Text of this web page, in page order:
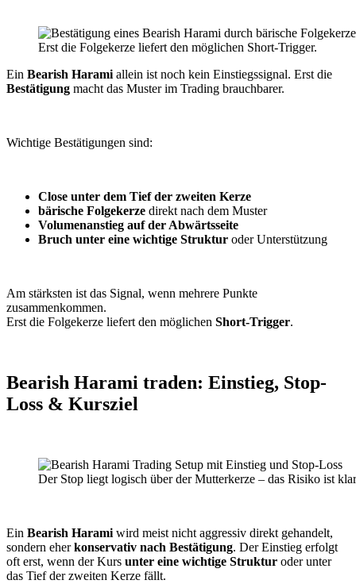
Erst die Folgekerze liefert den möglichen Short-Trigger.
Ein Bearish Harami allein ist noch kein Einstiegssignal. Erst die
Bestätigung macht das Muster im Trading brauchbarer.
Wichtige Bestätigungen sind:
Close unter dem Tief der zweiten Kerze
bärische Folgekerze direkt nach dem Muster
Volumenanstieg auf der Abwärtsseite
Bruch unter eine wichtige Struktur oder Unterstützung
Am stärksten ist das Signal, wenn mehrere Punkte
zusammenkommen.
Erst die Folgekerze liefert den möglichen Short-Trigger.
Bearish Harami traden: Einstieg, Stop-
Loss & Kursziel
Der Stop liegt logisch über der Mutterkerze – das Risiko ist
Ein Bearish Harami wird meist nicht aggressiv direkt gehandelt,
sondern eherkonservativ nach Bestätigung. Der Einstieg erfolgt
oft erst, wenn der Kurs unter eine wichtige Struktur oder unter
das Tief der zweiten Kerze fällt.